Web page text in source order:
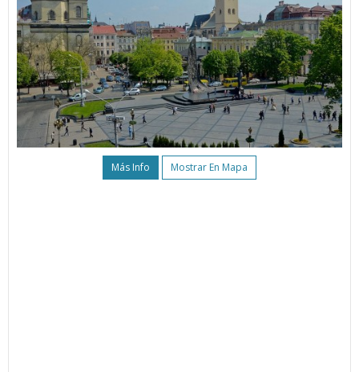
Más Info Mostrar En Mapa